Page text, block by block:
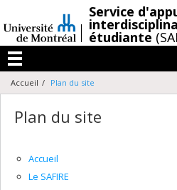
au
contenu
/
Service
étudiante
Menu
Accueil Plan du site
Plan du site
Accueil
Le SAFIRE